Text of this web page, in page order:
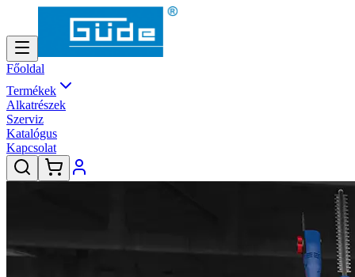
Főoldal
Termékek
Alkatrészek
Szerviz
Katalógus
Kapcsolat